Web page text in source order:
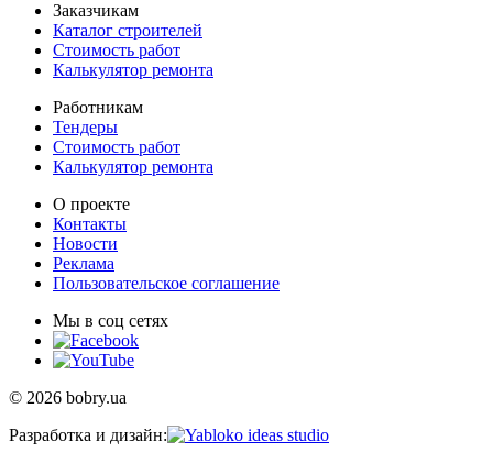
Заказчикам
Каталог строителей
Стоимость работ
Калькулятор ремонта
Работникам
Тендеры
Стоимость работ
Калькулятор ремонта
О проекте
Контакты
Новости
Реклама
Пользовательское соглашение
Мы в соц сетях
© 2026 bobry.ua
Разработка и дизайн: